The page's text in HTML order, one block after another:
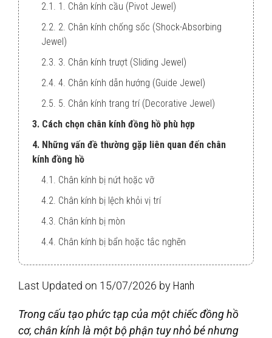
2.1. 1. Chân kính cầu (Pivot Jewel)
2.2. 2. Chân kính chống sốc (Shock-Absorbing
Jewel)
2.3. 3. Chân kính trượt (Sliding Jewel)
2.4. 4. Chân kính dẫn hướng (Guide Jewel)
2.5. 5. Chân kính trang trí (Decorative Jewel)
3. Cách chọn chân kính đồng hồ phù hợp
4. Những vấn đề thường gặp liên quan đến chân
kính đồng hồ
4.1. Chân kính bị nứt hoặc vỡ
4.2. Chân kính bị lệch khỏi vị trí
4.3. Chân kính bị mòn
4.4. Chân kính bị bẩn hoặc tắc nghẽn
4.5. Lỗi chân kính do lắp đặt kém
Last Updated on 15/07/2026 by Hanh
Trong cấu tạo phức tạp của một chiếc đồng hồ
cơ, chân kính là một bộ phận tuy nhỏ bé nhưng